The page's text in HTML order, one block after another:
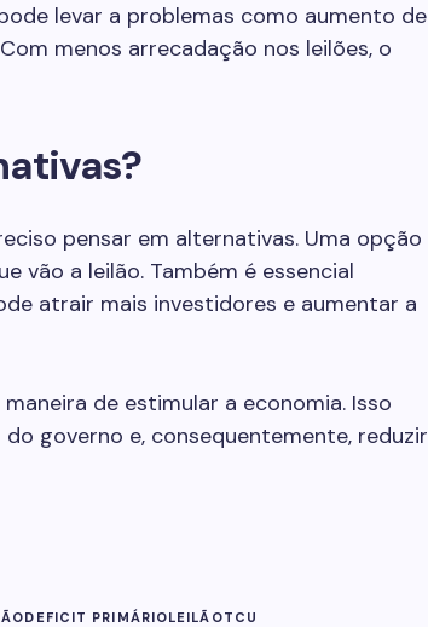
levar a problemas como aumento de
menos arrecadação nos leilões, o
pensar em alternativas. Uma opção
vão a leilão. Também é essencial
atrair mais investidores e aumentar a
de estimular a economia. Isso
governo e, consequentemente, reduzir
DEFICIT PRIMÁRIOLEILÃOTCU